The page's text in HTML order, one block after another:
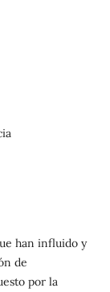
han influido y
de
por la